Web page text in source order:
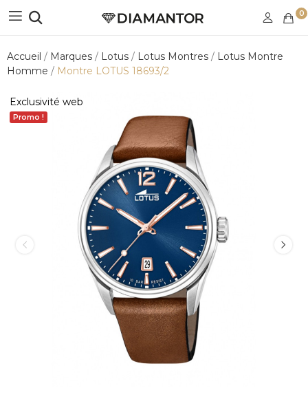
0
Accueil Marques Lotus Lotus Montres
Lotus Montre
Homme
Montre LOTUS 18693/2
Exclusivité web
Promo !